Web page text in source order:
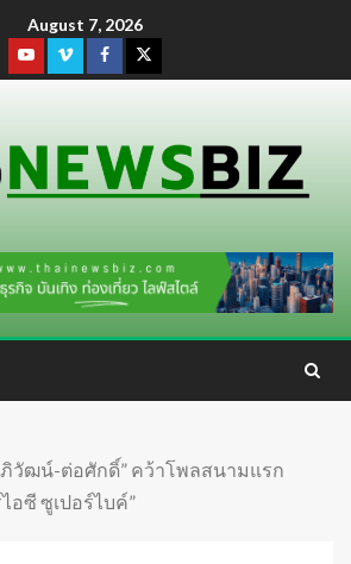
August 7, 2026
ภิวัฒน์-ต่อศักดิ์” คว้าโพลสนามแรก
อซี ซูเปอร์ไบค์”